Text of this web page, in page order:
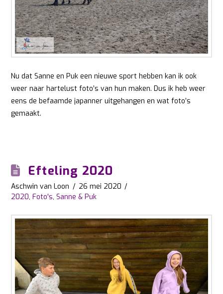
Nu dat Sanne en Puk een nieuwe sport hebben kan ik ook
weer naar hartelust foto’s van hun maken. Dus ik heb weer
eens de befaamde japanner uitgehangen en wat foto’s
gemaakt.
Efteling 2020
Aschwin van Loon
26 mei 2020
2020,Foto's,Sanne & Puk